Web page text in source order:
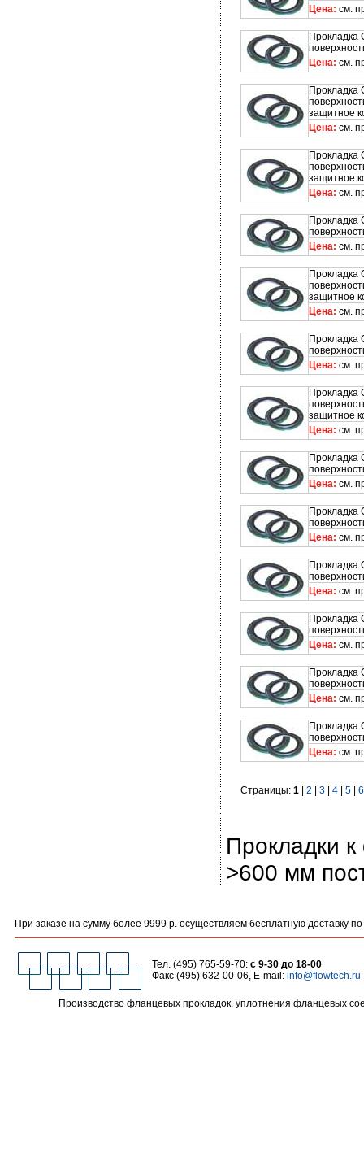
Цена: см.
Прокладка
Цена: см.
Прокладка
защитное
Цена: см.
Прокладка
защитное
Цена: см.
Прокладка
Цена: см.
Прокладка
защитное
Цена: см.
Прокладка
Цена: см.
Прокладка
защитное
Цена: см.
Прокладка
Цена: см.
Прокладка
Цена: см.
Прокладка
Цена: см.
Прокладка
Цена: см.
Прокладка
Цена: см.
Прокладка
Цена: см.
Страницы: 1| 2 3| 4| 5| 6
Прокладки
>600 мм
При заказе на сумму более 9999 р. осуществляем бесплатную доставку
Тел. (495) 765-59-70: с 9-30 до 18-00
Факс (495) 632-00-06, E-mail: info@flowtech.ru
Производство фланцевых прокладок, уплотнения фланцевых